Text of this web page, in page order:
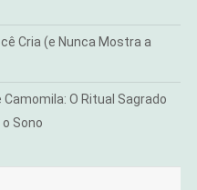
Cria (e Nunca Mostra a
O Ritual Sagrado
Sono